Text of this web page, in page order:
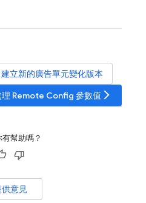
建立新的廣告單元變化版本
理 Remote Config 參數值 arrow_forward_ios
幫助嗎？
供意見